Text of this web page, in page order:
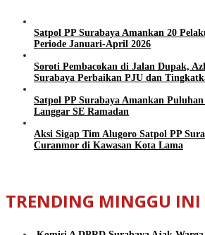
Satpol PP Surabaya Amankan 20
Periode Januari-April 2026
Soroti Pembacokan di Jalan Dupak,
Surabaya Perbaikan PJU dan
Satpol PP Surabaya Amankan
Langgar SE Ramadan
Aksi Sigap Tim Alugoro Satpol PP
Curanmor di Kawasan Kota Lama
TRENDING MINGGU INI